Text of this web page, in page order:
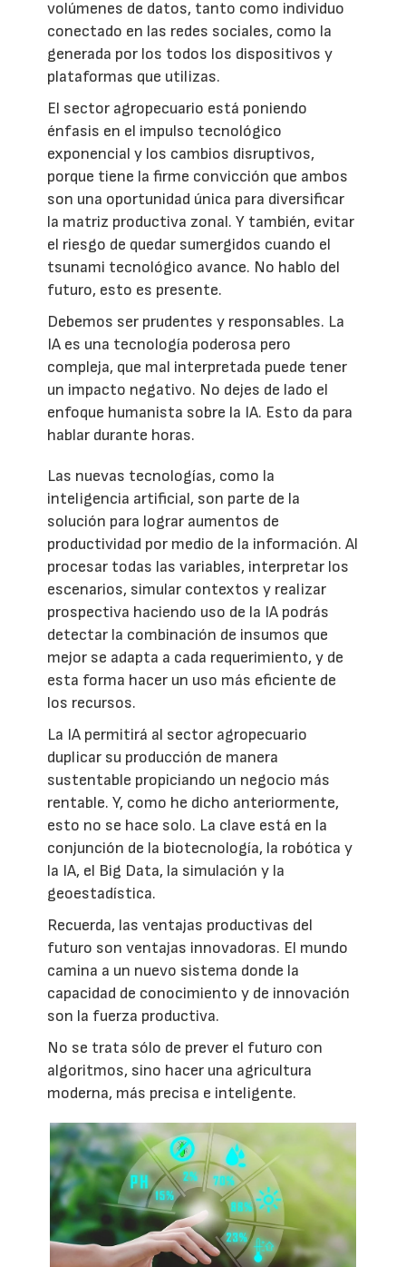
volúmenes de datos, tanto como individuo
conectado en las redes sociales, como la
generada por los todos los dispositivos y
plataformas que utilizas.
El sector agropecuario está poniendo
énfasis en el impulso tecnológico
exponencial y los cambios disruptivos,
porque tiene la firme convicción que ambos
son una oportunidad única para diversificar
la matriz productiva zonal. Y también, evitar
el riesgo de quedar sumergidos cuando el
tsunami tecnológico avance. No hablo del
futuro, esto es presente.
Debemos ser prudentes y responsables. La
IA es una tecnología poderosa pero
compleja, que mal interpretada puede tener
un impacto negativo. No dejes de lado el
enfoque humanista sobre la IA. Esto da para
hablar durante horas.
Las nuevas tecnologías, como la
inteligencia artificial, son parte de la
solución para lograr aumentos de
productividad por medio de la información. Al
procesar todas las variables, interpretar los
escenarios, simular contextos y realizar
prospectiva haciendo uso de la IA podrás
detectar la combinación de insumos que
mejor se adapta a cada requerimiento, y de
esta forma hacer un uso más eficiente de
los recursos.
La IA permitirá al sector agropecuario
duplicar su producción de manera
sustentable propiciando un negocio más
rentable. Y, como he dicho anteriormente,
esto no se hace solo. La clave está en la
conjunción de la biotecnología, la robótica y
la IA, el Big Data, la simulación y la
geoestadística.
Recuerda, las ventajas productivas del
futuro son ventajas innovadoras. El mundo
camina a un nuevo sistema donde la
capacidad de conocimiento y de innovación
son la fuerza productiva.
No se trata sólo de prever el futuro con
algoritmos, sino hacer una agricultura
moderna, más precisa e inteligente.